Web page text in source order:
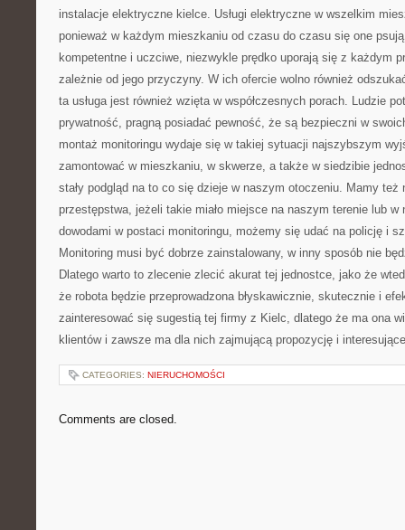
instalacje elektryczne kielce. Usługi elektryczne w wszelkim
ponieważ w każdym mieszkaniu od czasu do czasu się one
kompetentne i uczciwe, niezwykle prędko uporają się z każdym
zależnie od jego przyczyny. W ich ofercie wolno również
ta usługa jest również wzięta w współczesnych porach. Ludzie
prywatność, pragną posiadać pewność, że są bezpieczni w
montaż monitoringu wydaje się w takiej sytuacji najszybszym
zamontować w mieszkaniu, w skwerze, a także w siedzibie
stały podgląd na to co się dzieje w naszym otoczeniu. Mamy też
przestępstwa, jeżeli takie miało miejsce na naszym terenie lub
dowodami w postaci monitoringu, możemy się udać na policję i
Monitoring musi być dobrze zainstalowany, w inny sposób nie
Dlatego warto to zlecenie zlecić akurat tej jednostce, jako że
że robota będzie przeprowadzona błyskawicznie, skutecznie i
zainteresować się sugestią tej firmy z Kielc, dlatego że ma ona
klientów i zawsze ma dla nich zajmującą propozycję i
CATEGORIES: NIERUCHOMOŚCI
Comments are closed.